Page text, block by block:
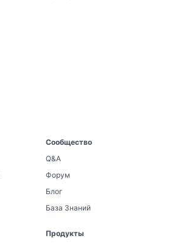
Сообщество
Q&A
Форум
Блог
База Знаний
Продукты